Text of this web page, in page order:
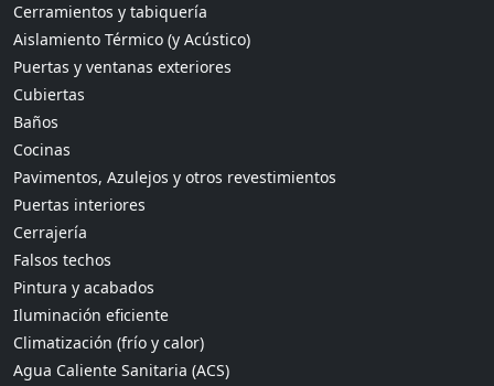
Cerramientos y tabiquería
Aislamiento Térmico (y Acústico)
Puertas y ventanas exteriores
Cubiertas
Baños
Cocinas
Pavimentos, Azulejos y otros revestimientos
Puertas interiores
Cerrajería
Falsos techos
Pintura y acabados
Iluminación eficiente
Climatización (frío y calor)
Agua Caliente Sanitaria (ACS)